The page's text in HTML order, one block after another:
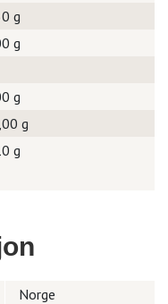
g
g
g
g
g
Norge